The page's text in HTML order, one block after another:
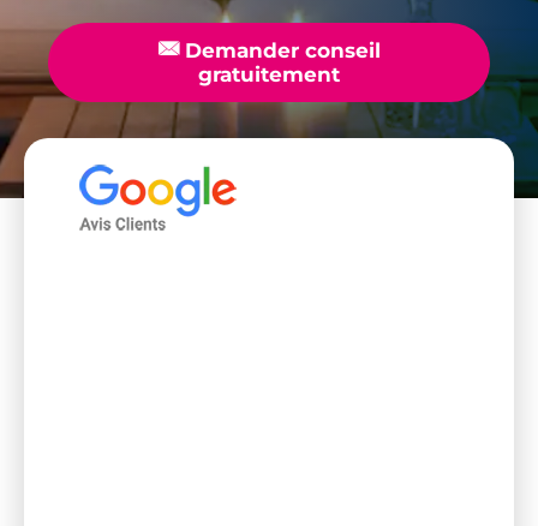
📧Demander conseil
gratuitement